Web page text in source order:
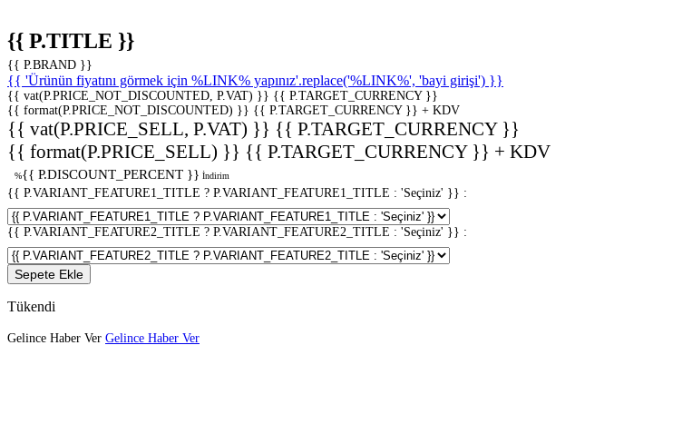
{{ P.TITLE }}
{{ P.BRAND }}
{{ 'Ürünün fiyatını görmek için %LINK% yapınız'.replace('%LINK%', 'bayi girişi') }}
{{ vat(P.PRICE_NOT_DISCOUNTED, P.VAT) }} {{ P.TARGET_CURRENCY }}
{{ format(P.PRICE_NOT_DISCOUNTED) }} {{ P.TARGET_CURRENCY }} + KDV
{{ vat(P.PRICE_SELL, P.VAT) }} {{ P.TARGET_CURRENCY }}
{{ format(P.PRICE_SELL) }} {{ P.TARGET_CURRENCY }} + KDV
%{{ P.DISCOUNT_PERCENT }} İndirim
{{ P.VARIANT_FEATURE1_TITLE ? P.VARIANT_FEATURE1_TITLE : 'Seçiniz' }} :
{{ P.VARIANT_FEATURE2_TITLE ? P.VARIANT_FEATURE2_TITLE : 'Seçiniz' }} :
Sepete Ekle
Tükendi
Gelince Haber Ver Gelince Haber Ver